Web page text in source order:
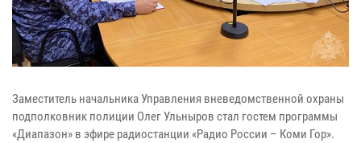
Заместитель начальника Управления вневедомственной охраны
подполковник полиции Олег Ульныров стал гостем программы
«Диапазон» в эфире радиостанции «Радио России – Коми Гор».